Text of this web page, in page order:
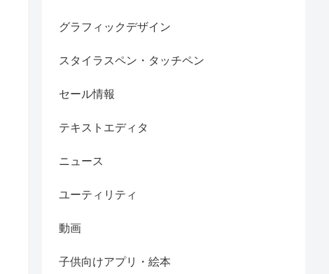
グラフィックデザイン
スタイラスペン・タッチペン
セール情報
テキストエディタ
ニュース
ユーティリティ
動画
子供向けアプリ・絵本